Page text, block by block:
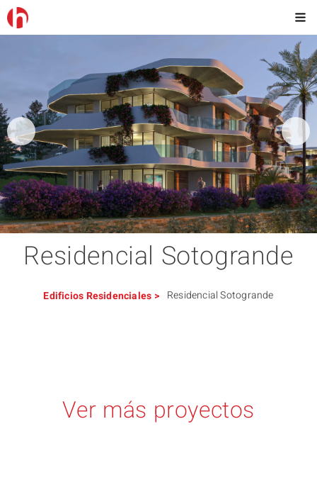
Residencial Sotogrande
EdificiosResidenciales > Residencial Sotogrande
Ver más proyectos